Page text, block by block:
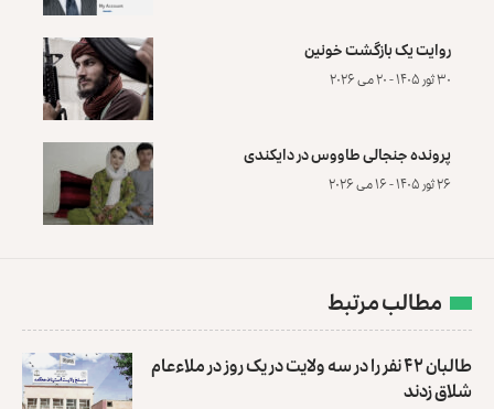
روایت یک بازگشت خونین
۳۰ ثور ۱۴۰۵ - ۲۰ می ۲۰۲۶
پرونده‌ جنجالی طاووس در دایکندی
۲۶ ثور ۱۴۰۵ - ۱۶ می ۲۰۲۶
مطالب مرتبط
طالبان ۴۲ نفر را در سه ولایت در یک روز در ملاءعام
شلاق زدند